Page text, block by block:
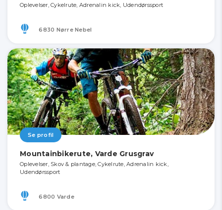
Oplevelser, Cykelrute, Adrenalin kick, Udendørssport
6830 Nørre Nebel
Se profil
Mountainbikerute, Varde Grusgrav
Oplevelser, Skov & plantage, Cykelrute, Adrenalin kick,
Udendørssport
6800 Varde